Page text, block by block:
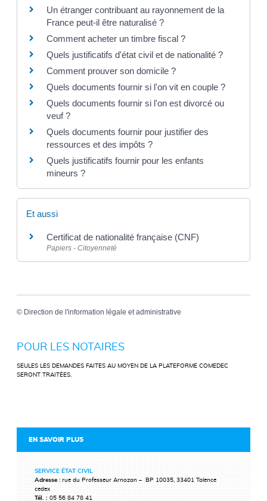
Un étranger contribuant au rayonnement de la
France peut-il être naturalisé ?
Comment acheter un timbre fiscal ?
Quels justificatifs d'état civil et de nationalité ?
Comment prouver son domicile ?
Quels documents fournir si l'on vit en couple ?
Quels documents fournir si l'on est divorcé ou
veuf ?
Quels documents fournir pour justifier des
ressources et des impôts ?
Quels justificatifs fournir pour les enfants
mineurs ?
Et aussi
Certificat de nationalité française (CNF)
Papiers - Citoyenneté
© Direction de l'information légale et administrative
POUR LES NOTAIRES
SEULES LES DEMANDES FAITES AU MOYEN DE LA PLATEFORME COMEDEC
SERONT TRAITÉES.
EN SAVOIR PLUS
SERVICE ÉTAT CIVIL
Adresse : rue du Professeur Arnozan – BP 10035, 33401 Talence
cedex
Tél. :05 56 84 78 41